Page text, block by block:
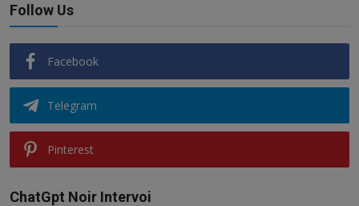
Follow Us
Facebook
Telegram
Pinterest
ChatGpt Noir Intervoi